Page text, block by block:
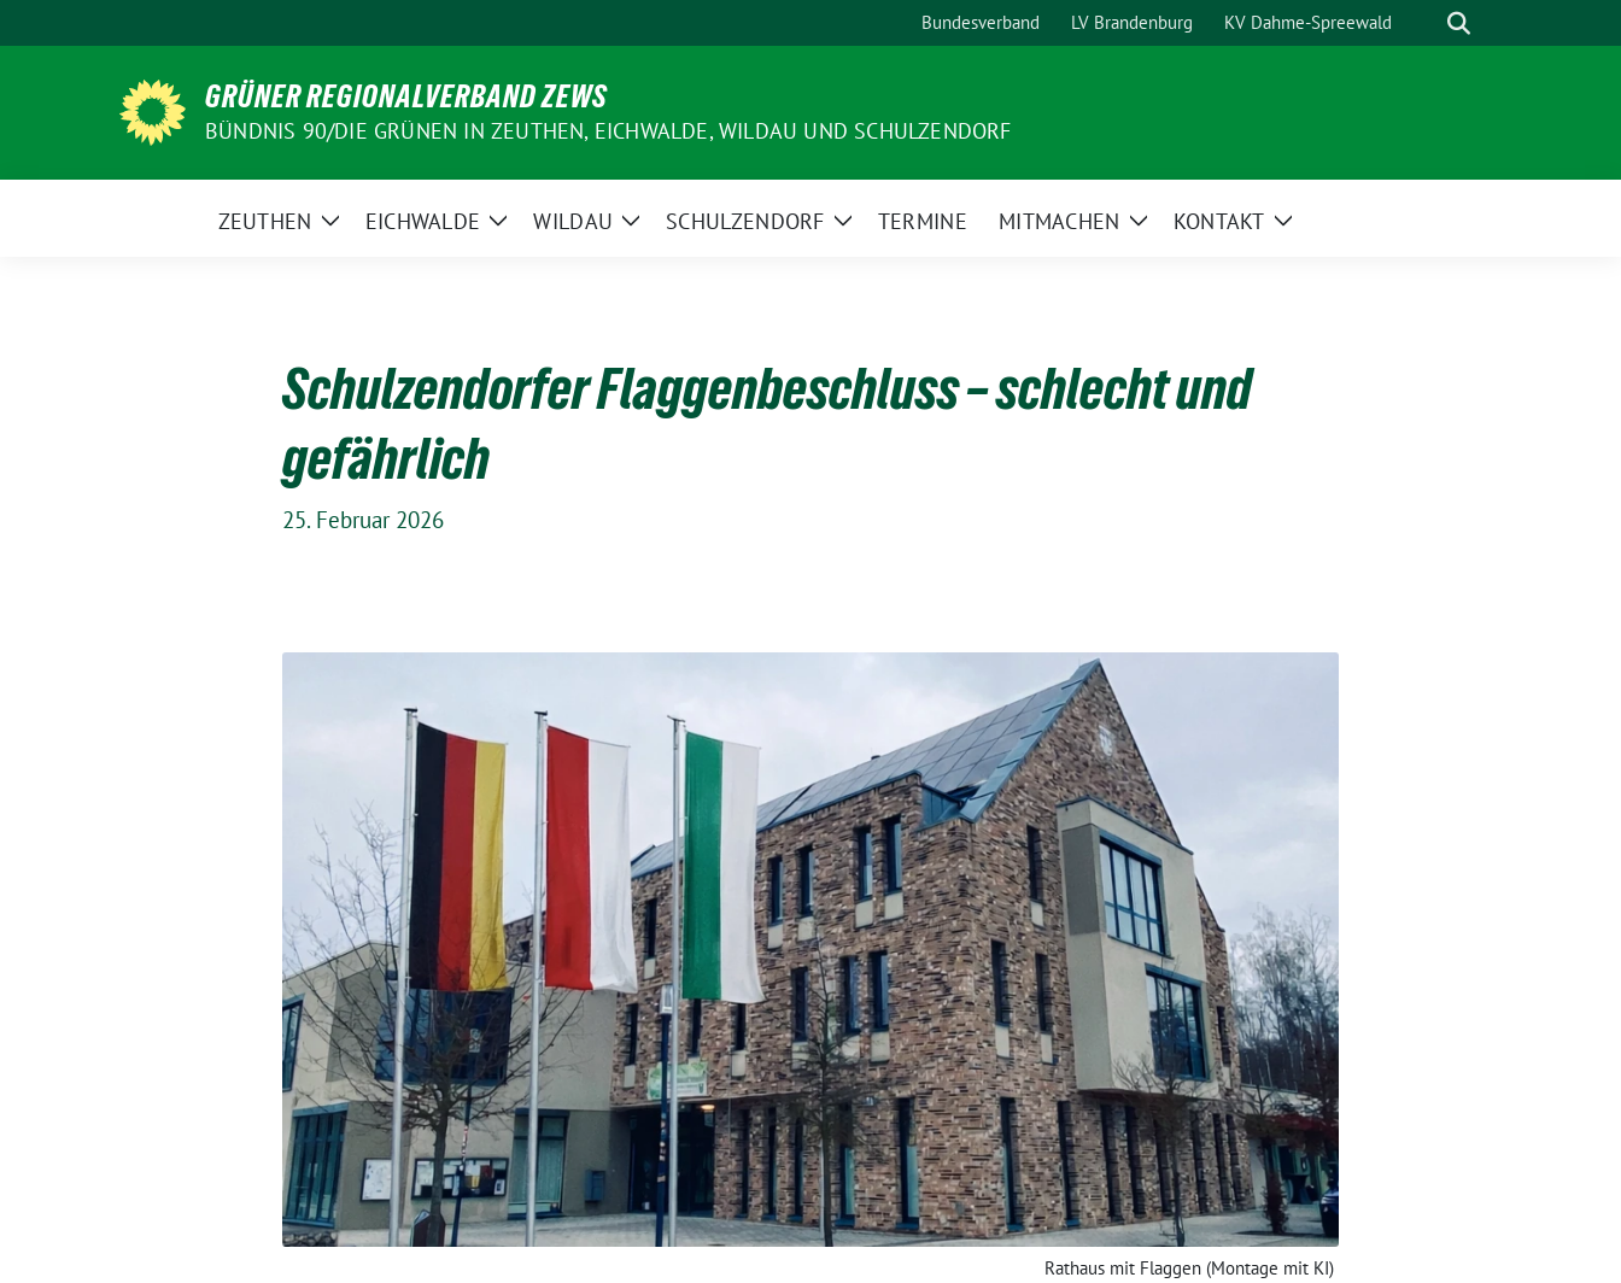
zum
Bundesverband LV Brandenburg KV Dahme-Spreewald Suche
GRÜNER REGIONALVERBAND ZEWS
BÜNDNIS 90/DIE GRÜNEN IN ZEUTHEN, EICHWALDE, WILDAU UND SCHULZENDORF
ZEUTHEN
ZeigeEICHWALDE
ZeigeWILDAU
ZeigeSCHULZENDORF
ZeigeTERMINE MITMACHEN
ZeigeKONTAKT
Zeige
Schulzendorfer Flaggenbeschluss – schlecht und
gefährlich
25. Februar 2026
Rathaus mit Flaggen (Montage mit KI)